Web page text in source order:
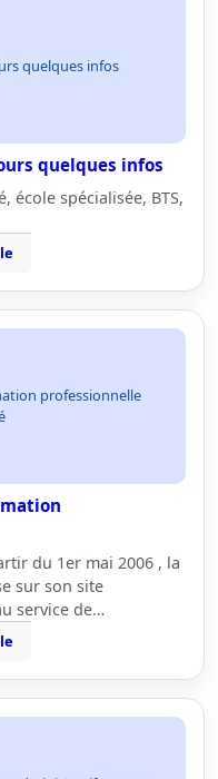
quelques infos
quelques infos
école spécialisée, BTS,
professionnelle
du 1er mai 2006 , la
sur son site
service de…